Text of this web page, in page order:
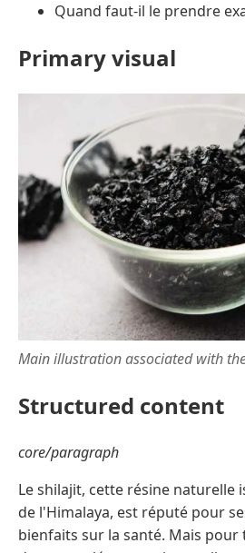
Quand faut-il le prendre
Primary visual
Main illustration associated with
Structured content
core/paragraph
Le shilajit, cette résine naturelle
de l'Himalaya, est réputé pour
bienfaits sur la santé. Mais